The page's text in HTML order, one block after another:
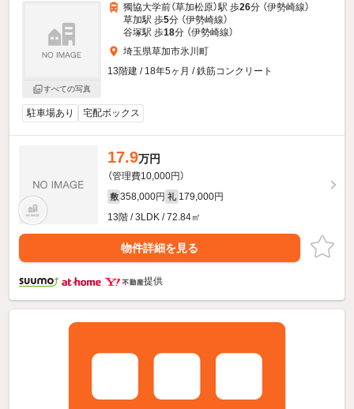
すべての写真
獨協大学前（草加松原）駅 歩26分 （伊勢崎線）
草加駅 歩5分 （伊勢崎線）
谷塚駅 歩18分 （伊勢崎線）
埼玉県草加市氷川町
13階建 / 18年5ヶ月 / 鉄筋コンクリート
駐車場あり 宅配ボックス
17.9万円
（管理費10,000円）
敷 358,000円 礼 179,000円
13階 / 3LDK / 72.84㎡
物件詳細を見る
提供